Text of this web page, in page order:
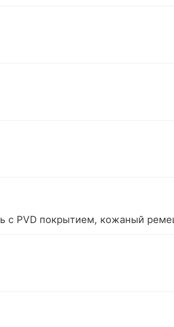
с PVD покрытием, кожаный